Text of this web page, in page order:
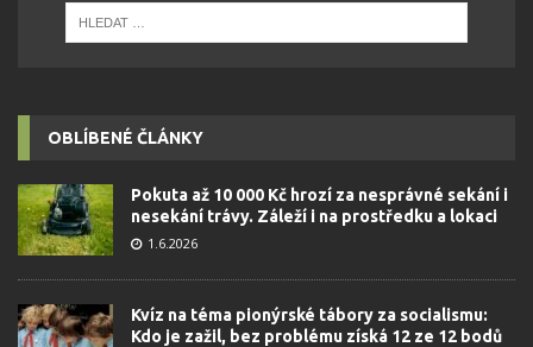
OBLÍBENÉ ČLÁNKY
Pokuta až 10 000 Kč hrozí za nesprávné sekání i
nesekání trávy. Záleží i na prostředku a lokaci
1.6.2026
Kvíz na téma pionýrské tábory za socialismu:
Kdo je zažil, bez problému získá 12 ze 12 bodů